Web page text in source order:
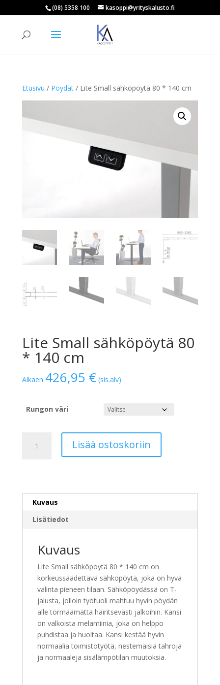
(08) 5358 100 kasoppi@yrityskalusto.fi
Etusivu / Pöydät/ Lite Small sähköpöytä 80 * 140 cm
Lite Small sähköpöytä 80
* 140 cm
Alkaen 426,95 €(sis.alv)
Rungon väri
Small
140
määrä
Lisää ostoskoriin
Kuvaus
Lisätiedot
Kuvaus
Lite Small sähköpöytä 80 * 140 cm on
korkeussäädettävä sähköpöytä, joka on hyvä
valinta pieneen tilaan. Sähköpöydässä on T-
jalusta, jolloin työtuoli mahtuu hyvin pöydän
alle törmäämättä häiritsevästi jalkoihin. Kansi
on valkoista melamiinia, joka on helppo
puhdistaa ja huoltaa. Kansi kestää hyvin
normaalia toimistotyötä, nestemäisiä tahroja
ja normaaleja sisälämpötilan muutoksia.